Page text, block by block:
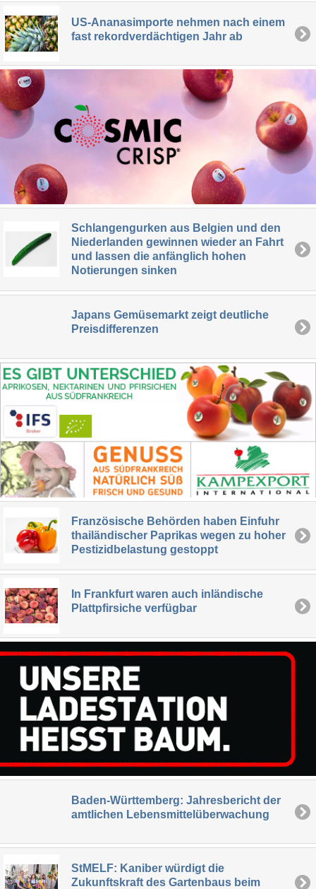
US-Ananasimporte nehmen nach einem
fast rekordverdächtigen Jahr ab
Schlangengurken aus Belgien und den
Niederlanden gewinnen wieder an Fahrt
und lassen die anfänglich hohen
Notierungen sinken
Japans Gemüsemarkt zeigt deutliche
Preisdifferenzen
Französische Behörden haben Einfuhr
thailändischer Paprikas wegen zu hoher
Pestizidbelastung gestoppt
In Frankfurt waren auch inländische
Plattpfirsiche verfügbar
Baden-Württemberg: Jahresbericht der
amtlichen Lebensmittelüberwachung
StMELF: Kaniber würdigt die
Zukunftskraft des Gartenbaus beim